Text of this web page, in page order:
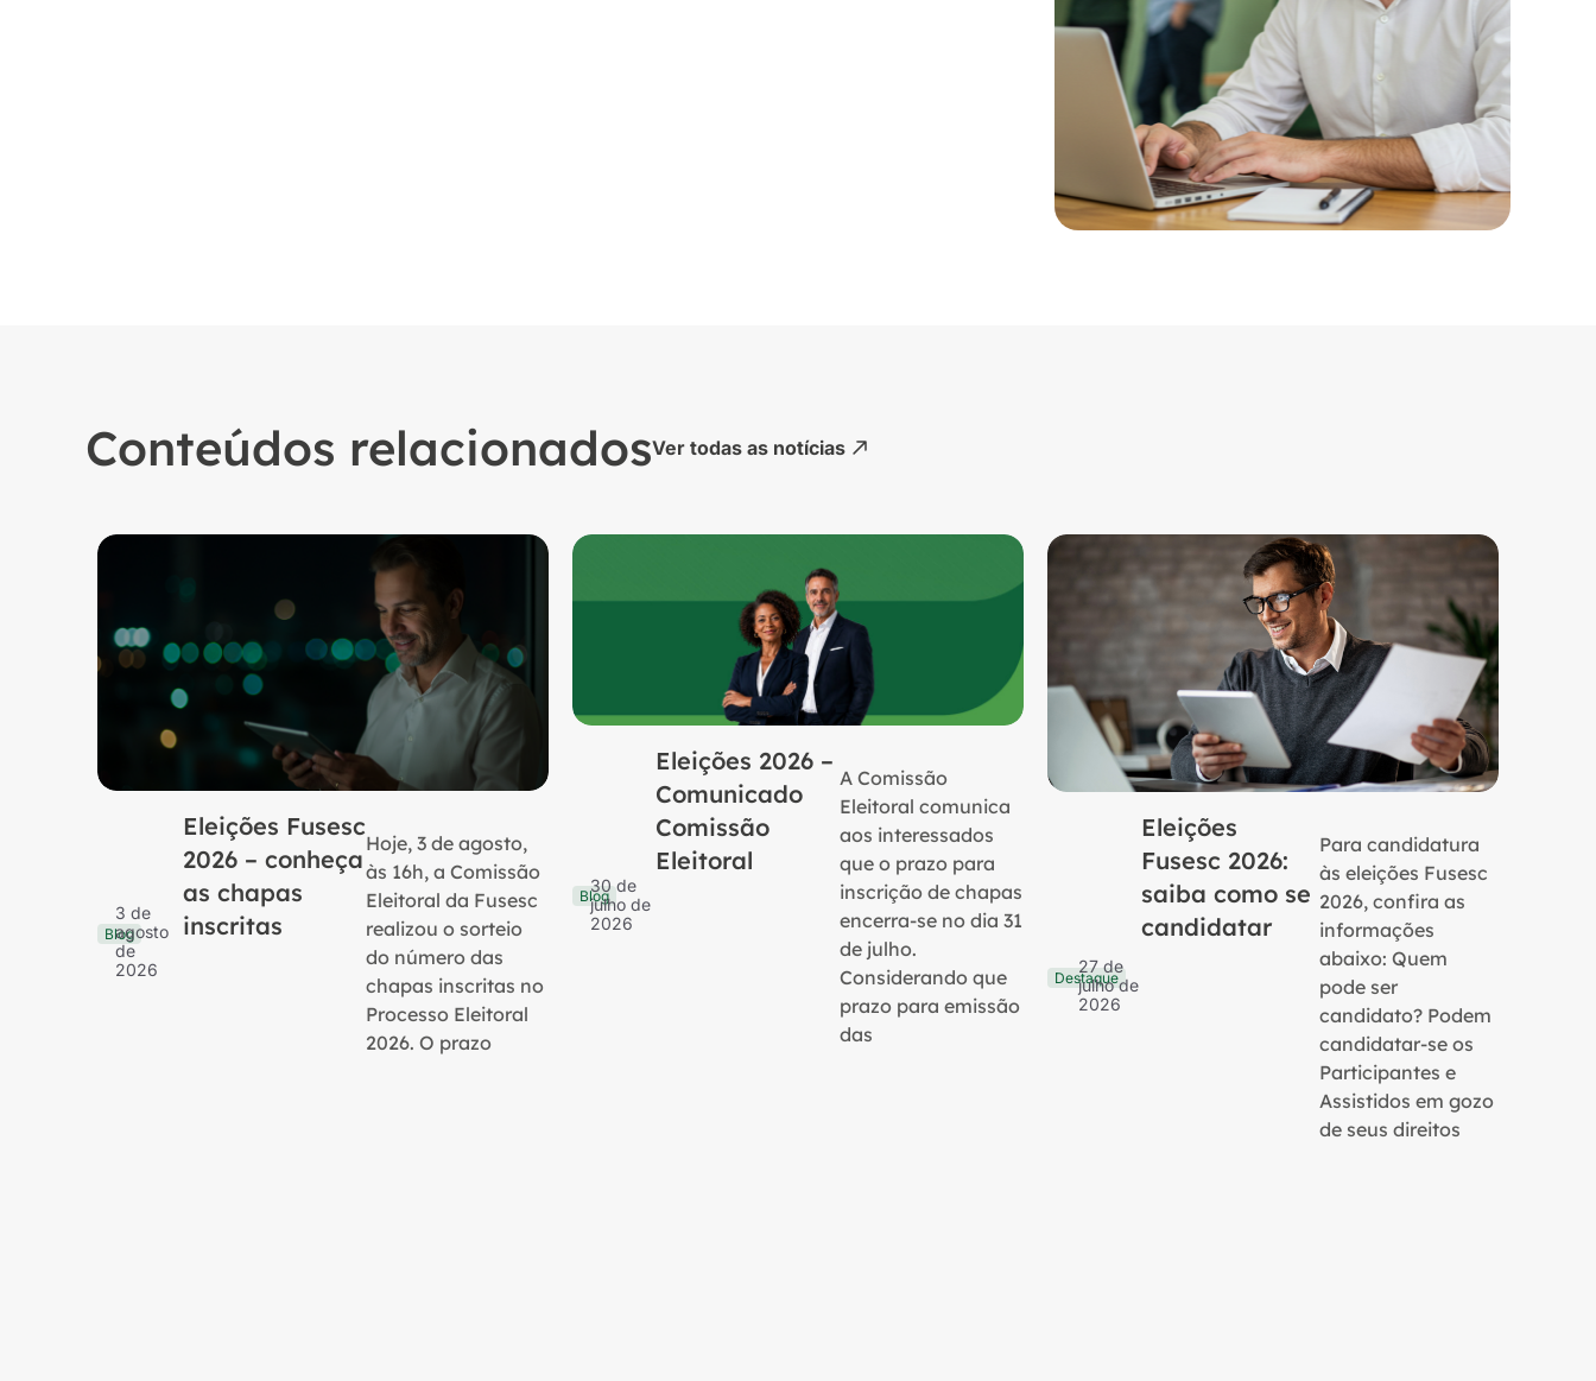
Conteúdos relacionadosVer todas as notícias
Blog
3 de
agosto
de
2026
Eleições Fusesc
2026 – conheça
as chapas
inscritas
Hoje, 3 de agosto,
às 16h, a Comissão
Eleitoral da Fusesc
realizou o sorteio
do número das
chapas inscritas no
Processo Eleitoral
2026. O prazo
Blog
30 de
julho de
2026
Eleições 2026 –
Comunicado
Comissão
Eleitoral
A Comissão
Eleitoral comunica
aos interessados
que o prazo para
inscrição de chapas
encerra-se no dia 31
de julho.
Considerando que
prazo para emissão
das
Destaque
27 de
julho de
2026
Eleições
Fusesc 2026:
saiba como se
candidatar
Para candidatura
às eleições Fusesc
2026, confira as
informações
abaixo: Quem
pode ser
candidato? Podem
candidatar-se os
Participantes e
Assistidos em gozo
de seus direitos